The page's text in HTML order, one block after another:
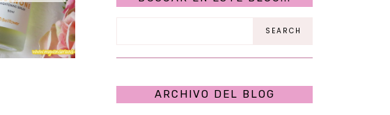
ARCHIVO DEL BLOG